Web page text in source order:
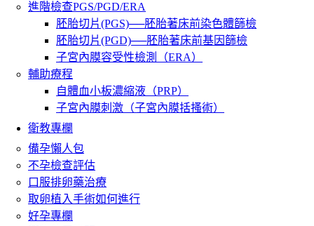
進階檢查PGS/PGD/ERA
胚胎切片(PGS)──胚胎著床前染色體篩檢
胚胎切片(PGD)──胚胎著床前基因篩檢
子宮內膜容受性檢測（ERA）
輔助療程
自體血小板濃縮液（PRP）
子宮內膜刺激（子宮內膜括搔術）
衛教專欄
備孕懶人包
不孕檢查評估
口服排卵藥治療
取卵植入手術如何進行
好孕專欄